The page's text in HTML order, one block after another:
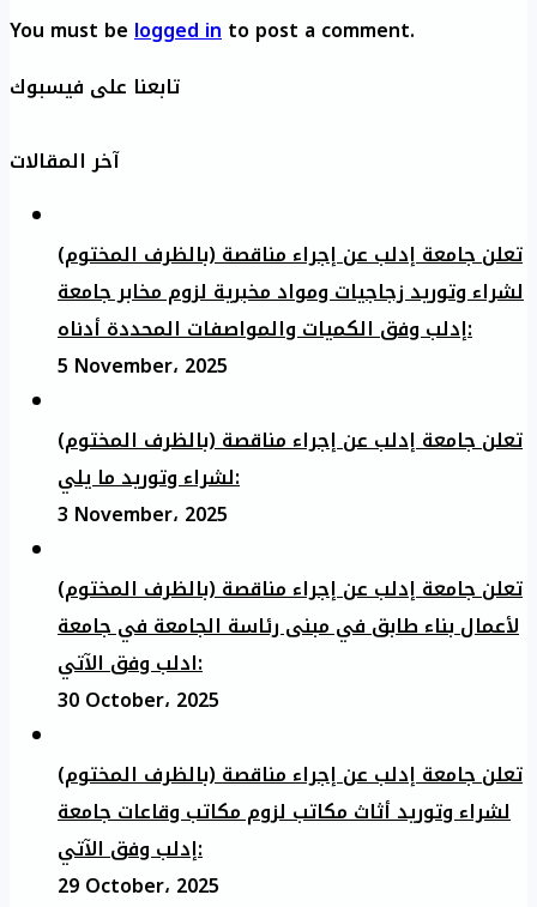
You must belogged into post a comment.
تابعنا على فيسبوك
آخر المقالات
تعلن جامعة إدلب عن إجراء مناقصة (بالظرف المختوم)
لشراء وتوريد زجاجيات ومواد مخبرية لزوم مخابر جامعة
إدلب وفق الكميات والمواصفات المحددة أدناه:
5 November، 2025
تعلن جامعة إدلب عن إجراء مناقصة (بالظرف المختوم)
لشراء وتوريد ما يلي:
3 November، 2025
تعلن جامعة إدلب عن إجراء مناقصة (بالظرف المختوم)
لأعمال بناء طابق في مبنى رئاسة الجامعة في جامعة
ادلب وفق الآتي:
30 October، 2025
تعلن جامعة إدلب عن إجراء مناقصة (بالظرف المختوم)
لشراء وتوريد أثاث مكاتب لزوم مكاتب وقاعات جامعة
إدلب وفق الآتي:
29 October، 2025